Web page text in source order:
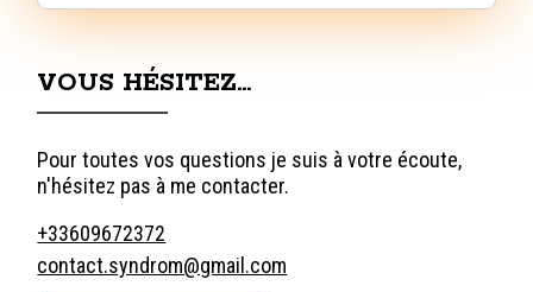
VOUS HÉSITEZ…
Pour toutes vos questions je suis à votre écoute,
n'hésitez pas à me contacter.
+33609672372
contact.syndrom@gmail.com